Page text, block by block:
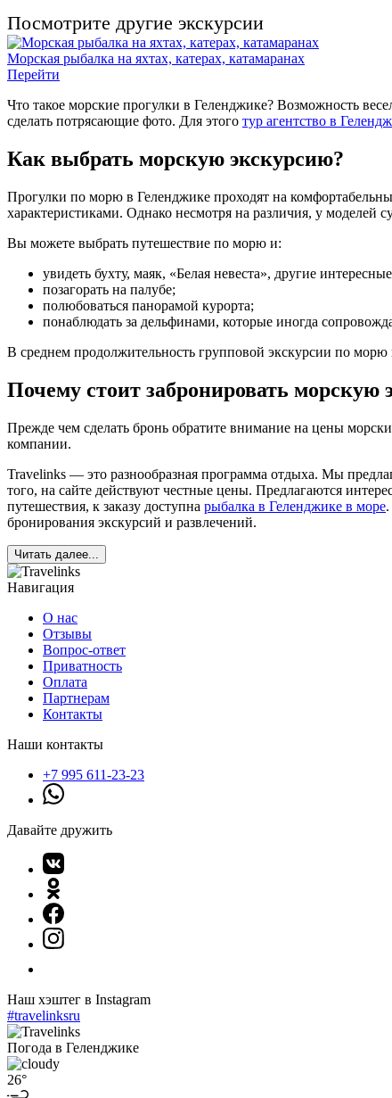
Посмотрите другие экскурсии
Морская рыбалка на яхтах, катерах, катамаранах
Перейти
Что такое морские прогулки в Геленджике? Возможность
сделать потрясающие фото. Для этого тур агентство в
Как выбрать морскую экскурсию?
Прогулки по морю в Геленджике проходят на
характеристиками. Однако несмотря на различия, у моделей
Вы можете выбрать путешествие по морю и:
увидеть бухту, маяк, «Белая невеста», другие
позагорать на палубе;
полюбоваться панорамой курорта;
понаблюдать за дельфинами, которые иногда
В среднем продолжительность групповой экскурсии по
Почему стоит забронировать морскую
Прежде чем сделать бронь обратите внимание на цены
компании.
Travelinks — это разнообразная программа отдыха. Мы
того, на сайте действуют честные цены. Предлагаются
путешествия, к заказу доступна рыбалка в Геленджике в море
бронирования экскурсий и развлечений.
Читать далее...
Навигация
О нас
Отзывы
Вопрос-ответ
Приватность
Оплата
Партнерам
Контакты
Наши контакты
+7 995 611-23-23
Давайте дружить
Наш хэштег в Instagram
#travelinksru
Погода в Геленджике
26°